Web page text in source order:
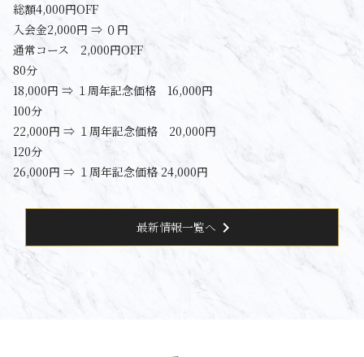
総額4,000円OFF
入会金2,000円 ⇒ ０円
通常コース 2,000円OFF
80分
18,000円 ⇒ １周年記念価格 16,000円
100分
22,000円 ⇒ １周年記念価格 20,000円
120分
26,000円 ⇒ １周年記念価格 24,000円
最新情報一覧へ chevron_right